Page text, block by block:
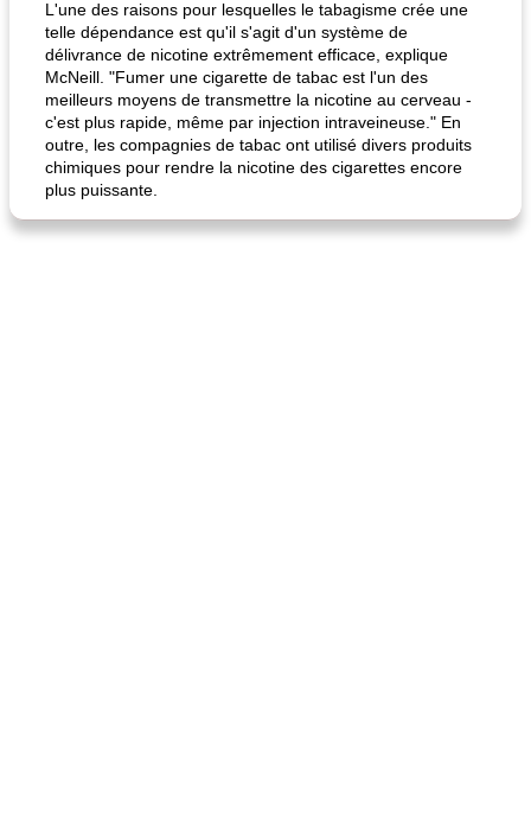
L'une des raisons pour lesquelles le tabagisme crée une
telle dépendance est qu'il s'agit d'un système de
délivrance de nicotine extrêmement efficace, explique
McNeill. "Fumer une cigarette de tabac est l'un des
meilleurs moyens de transmettre la nicotine au cerveau -
c'est plus rapide, même par injection intraveineuse." En
outre, les compagnies de tabac ont utilisé divers produits
chimiques pour rendre la nicotine des cigarettes encore
plus puissante.